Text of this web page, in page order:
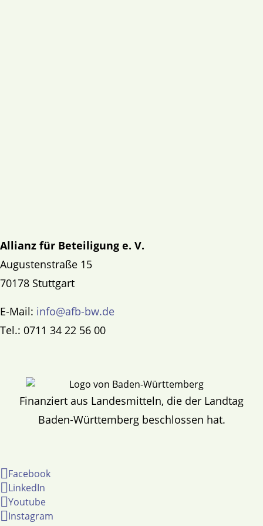
Allianz für Beteiligung e. V.
Augustenstraße 15
70178 Stuttgart
E-Mail: info@afb-bw.de
Tel.: 0711 34 22 56 00
Finanziert aus Landesmitteln, die der Landtag
Baden-Württemberg beschlossen hat.
Facebook
LinkedIn
Youtube
Instagram